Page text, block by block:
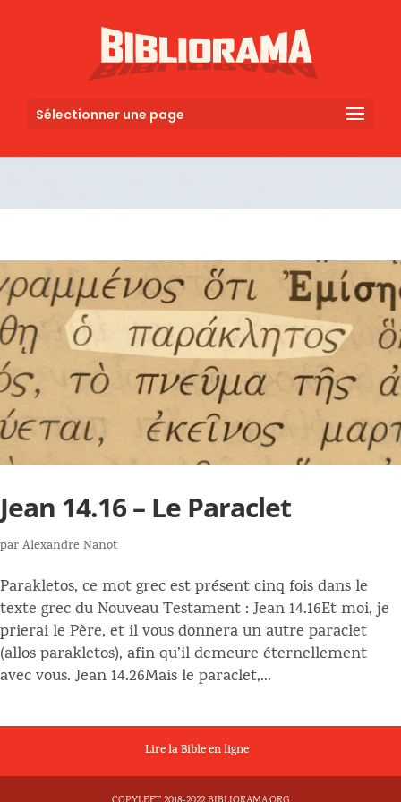
Sélectionner une page
Jean 14.16 – Le Paraclet
parAlexandre Nanot
Parakletos, ce mot grec est présent cinq fois dans le
texte grec du Nouveau Testament : Jean 14.16Et moi, je
prierai le Père, et il vous donnera un autre paraclet
(allos parakletos), afin qu’il demeure éternellement
avec vous. Jean 14.26Mais le paraclet,...
Lire la Bible en ligne